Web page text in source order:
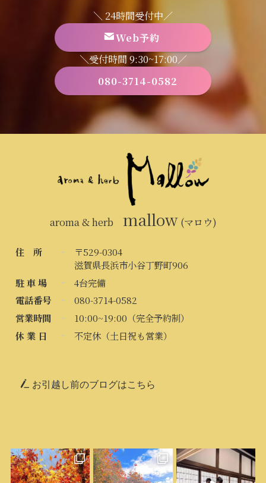
＼ 24時間受付中／
Web予約
＼受付時間 9:30~17:00／
080-3714-0582
aroma & herb mallow(マロウ)
住 所
〒529-0304
滋賀県長浜市小谷丁野町906
駐 車 場
4台完備
電話番号
080-3714-0582
営業時間
10:00~19:00（完全予約制）
休 業 日
不定休（土日祝も営業）
お引越し前のブログはこちら